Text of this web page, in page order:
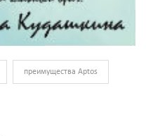
преимущества Aptos